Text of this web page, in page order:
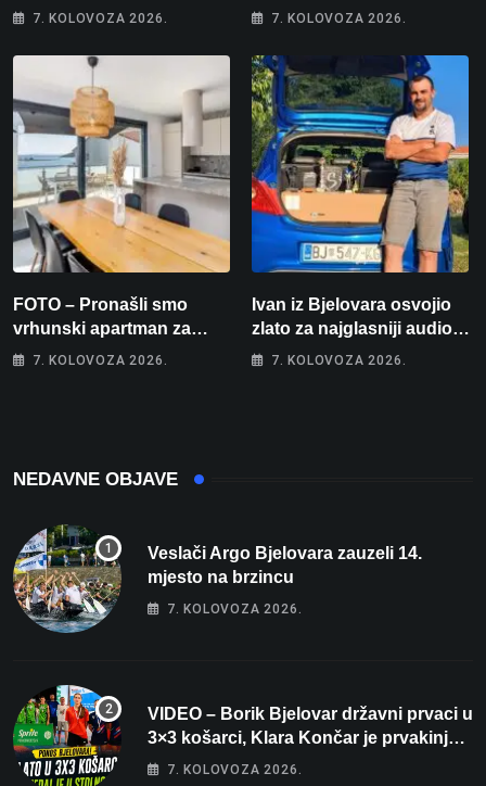
brzincu
7. KOLOVOZA 2026.
košarci, Klara Končar je
stolnom tenisu!
7. KOLOVOZA 2026.
FOTO – Pronašli smo
vrhunski apartman za
odmor: Pogled na more, tri
7. KOLOVOZA 2026.
Ivan iz Bjelovara osvojio
zlato za najglasniji audio
sustav i srušio osobni
7. KOLOVOZA 2026.
NEDAVNE OBJAVE
Veslači Argo Bjelovara zauzeli 14.
mjesto na brzincu
7. KOLOVOZA 2026.
VIDEO – Borik Bjelovar državni prvaci u
3×3 košarci, Klara Končar je prvakinja
Hrvatske u stolnom tenisu!
7. KOLOVOZA 2026.